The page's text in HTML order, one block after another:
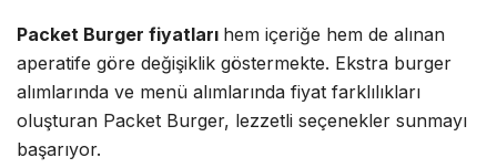
Packet Burger fiyatları hem içeriğe hem de alınan
aperatife göre değişiklik göstermekte. Ekstra burger
alımlarında ve menü alımlarında fiyat farklılıkları
oluşturan Packet Burger, lezzetli seçenekler sunmayı
başarıyor.